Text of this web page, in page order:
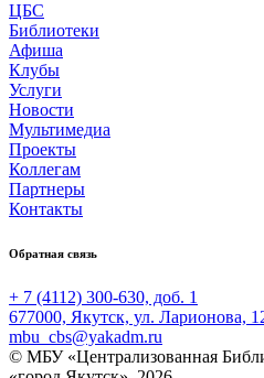
ЦБС
Библиотеки
Афиша
Клубы
Услуги
Новости
Мультимедиа
Проекты
Коллегам
Партнеры
Контакты
Обратная связь
+ 7 (4112) 300-630, доб. 1
677000, Якутск, ул. Ларионова,
mbu_cbs@yakadm.ru
© МБУ «Централизованная